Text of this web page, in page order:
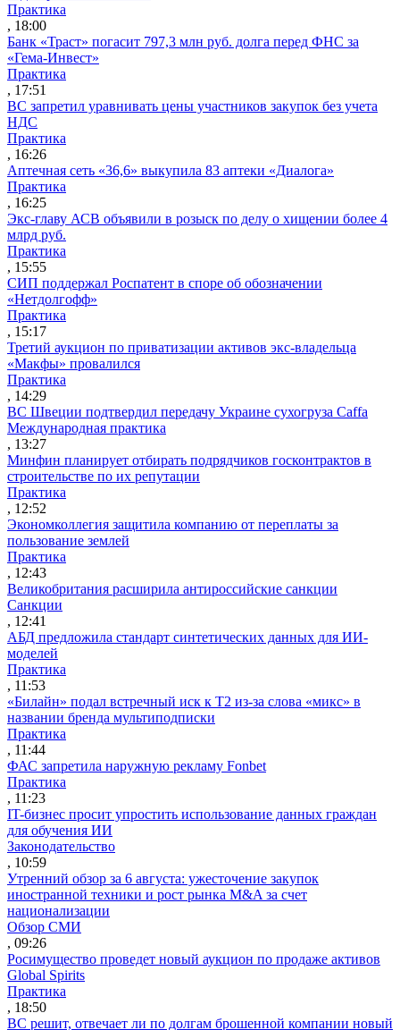
Практика
, 18:00
Банк «Траст» погасит 797,3 млн руб. долга перед ФНС за
«Гема-Инвест»
Практика
, 17:51
ВС запретил уравнивать цены участников закупок без учета
НДС
Практика
, 16:26
Аптечная сеть «36,6» выкупила 83 аптеки «Диалога»
Практика
, 16:25
Экс-главу АСВ объявили в розыск по делу о хищении более 4
млрд руб.
Практика
, 15:55
СИП поддержал Роспатент в споре об обозначении
«Нетдолгофф»
Практика
, 15:17
Третий аукцион по приватизации активов экс-владельца
«Макфы» провалился
Практика
, 14:29
ВС Швеции подтвердил передачу Украине сухогруза Caffa
Международная практика
, 13:27
Минфин планирует отбирать подрядчиков госконтрактов в
строительстве по их репутации
Практика
, 12:52
Экономколлегия защитила компанию от переплаты за
пользование землей
Практика
, 12:43
Великобритания расширила антироссийские санкции
Санкции
, 12:41
АБД предложила стандарт синтетических данных для ИИ-
моделей
Практика
, 11:53
«Билайн» подал встречный иск к Т2 из-за слова «микс» в
названии бренда мультиподписки
Практика
, 11:44
ФАС запретила наружную рекламу Fonbet
Практика
, 11:23
IT-бизнес просит упростить использование данных граждан
для обучения ИИ
Законодательство
, 10:59
Утренний обзор за 6 августа: ужесточение закупок
иностранной техники и рост рынка M&A за счет
национализации
Обзор СМИ
, 09:26
Росимущество проведет новый аукцион по продаже активов
Global Spirits
Практика
, 18:50
ВС решит, отвечает ли по долгам брошенной компании новый